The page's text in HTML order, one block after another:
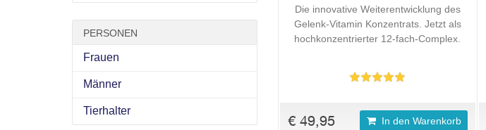
Die innovative Weiterentwicklung des
Gelenk-Vitamin Konzentrats. Jetzt als
hochkonzentrierter 12-fach-Complex.
In den Warenkorb
€ 49,95
PERSONEN
Frauen
Männer
Tierhalter